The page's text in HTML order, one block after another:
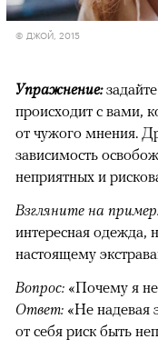
© ДЖОЙ, 2015
Упражнение:
происходит с вами,
от чужого мнения.
зависимость
неприятных и
Взгляните на
интересная одежда,
настоящему
Вопрос: «Почему я
Ответ: «Не надевая
от себя риск быть